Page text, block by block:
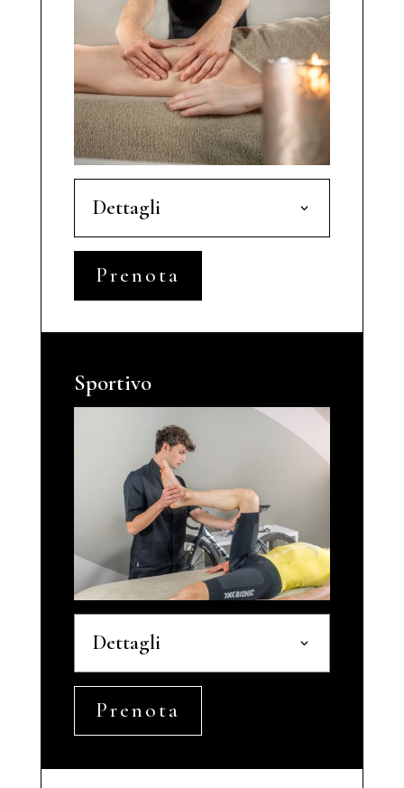
Dettagli
Prenota
Sportivo
Dettagli
Prenota